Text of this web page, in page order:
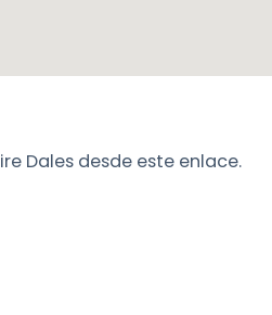
Dales desde este enlace.